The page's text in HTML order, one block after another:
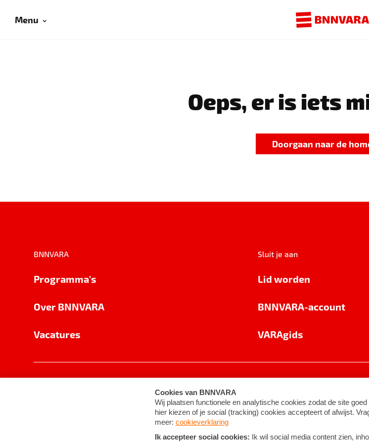
Menu
Oeps, er is iets
Doorgaan naar de
BNNVARA
Programma's
Over BNNVARA
Vacatures
Sluit je aan
Lid worden
BNNVARA-account
VARAgids
Cookie-instellingen Algemene voorwaarden ©2026BNNVARA